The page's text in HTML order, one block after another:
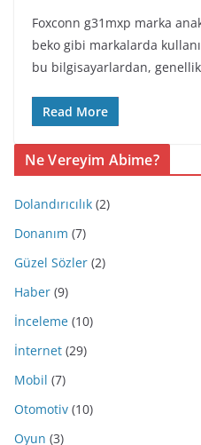
Foxconn g31mxp marka
beko gibi markalarda
bu bilgisayarlardan,
Read More
Ne Vereyim Abime?
Dolandırıcılık (2)
Donanım (7)
Güzel Sözler (2)
Haber (9)
İnceleme (10)
İnternet (29)
Mobil (7)
Otomotiv (10)
Oyun (3)